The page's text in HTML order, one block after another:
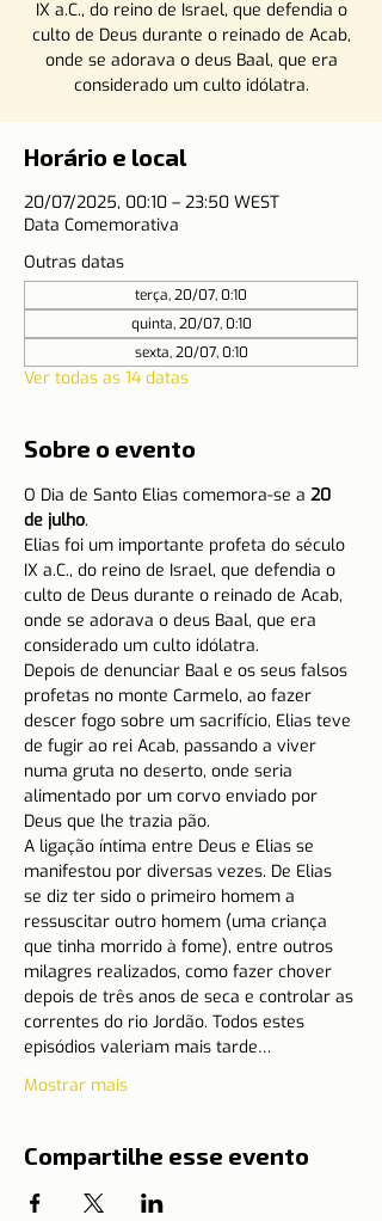
IX a.C., do reino de Israel, que defendia o
culto de Deus durante o reinado de Acab,
onde se adorava o deus Baal, que era
considerado um culto idólatra.
Horário e local
20/07/2025, 00:10 – 23:50 WEST
Data Comemorativa
Outras datas
terça, 20/07, 0:10
quinta, 20/07, 0:10
sexta, 20/07, 0:10
Ver todas as 14 datas
Sobre o evento
O Dia de Santo Elias comemora-se a 20
de julho.
Elias foi um importante profeta do século
IX a.C., do reino de Israel, que defendia o
culto de Deus durante o reinado de Acab,
onde se adorava o deus Baal, que era
considerado um culto idólatra.
Depois de denunciar Baal e os seus falsos
profetas no monte Carmelo, ao fazer
descer fogo sobre um sacrifício, Elias teve
de fugir ao rei Acab, passando a viver
numa gruta no deserto, onde seria
alimentado por um corvo enviado por
Deus que lhe trazia pão.
A ligação íntima entre Deus e Elias se
manifestou por diversas vezes. De Elias
se diz ter sido o primeiro homem a
ressuscitar outro homem (uma criança
que tinha morrido à fome), entre outros
milagres realizados, como fazer chover
depois de três anos de seca e controlar as
correntes do rio Jordão. Todos estes
episódios valeriam mais tarde…
Mostrar mais
Compartilhe esse evento